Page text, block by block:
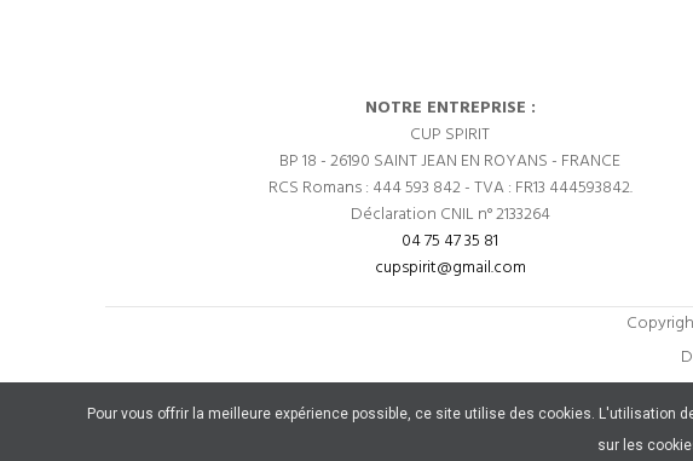
NOTRE ENTREPRISE :
CUP SPIRIT
BP 18 - 26190 SAINT JEAN EN ROYANS - FRANCE
RCS Romans : 444 593 842 - TVA : FR13 444593842.
Déclaration CNIL n° 2133264
04 75 47 35 81
cupspirit@gmail.com
Pour vous offrir la meilleure expérience possible, ce site utilise des cookies.
sur les